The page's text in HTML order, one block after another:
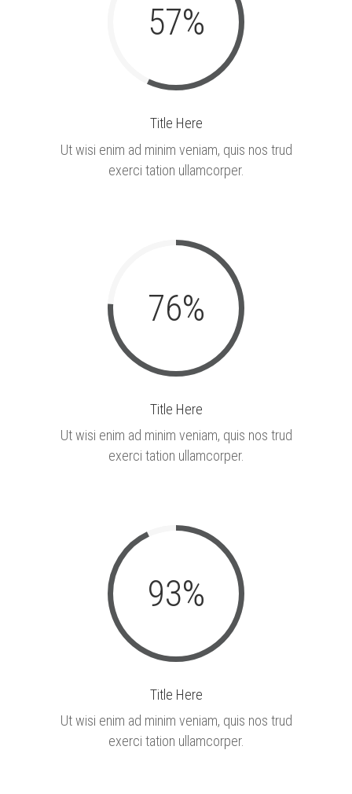
57%
Title Here
Ut wisi enim ad minim veniam, quis nos trud
exerci tation ullamcorper.
76%
Title Here
Ut wisi enim ad minim veniam, quis nos trud
exerci tation ullamcorper.
93%
Title Here
Ut wisi enim ad minim veniam, quis nos trud
exerci tation ullamcorper.